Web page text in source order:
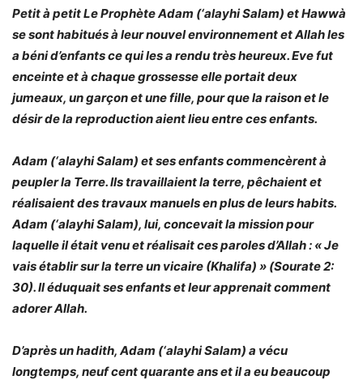
Petit à petit Le Prophète Adam (‘alayhi Salam) et Hawwà
se sont habitués à leur nouvel environnement et Allah les
a béni d’enfants ce qui les a rendu très heureux. Eve fut
enceinte et à chaque grossesse elle portait deux
jumeaux, un garçon et une fille, pour que la raison et le
désir de la reproduction aient lieu entre ces enfants.
Adam (‘alayhi Salam) et ses enfants commencèrent à
peupler la Terre. Ils travaillaient la terre, pêchaient et
réalisaient des travaux manuels en plus de leurs habits.
Adam (‘alayhi Salam), lui, concevait la mission pour
laquelle il était venu et réalisait ces paroles d’Allah : «Je
vais établir sur la terre un vicaire (Khalifa) » (Sourate 2:
30). Il éduquait ses enfants et leur apprenait comment
adorer Allah.
D’après un hadith, Adam (‘alayhi Salam) a vécu
longtemps, neuf cent quarante anset il a eu beaucoup